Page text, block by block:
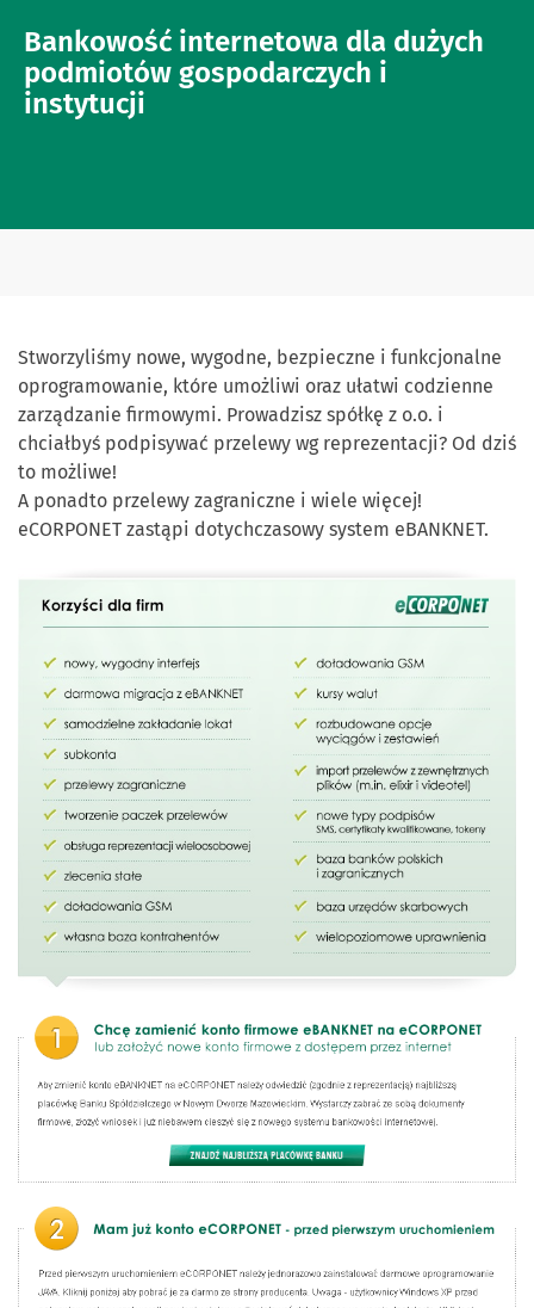
Bankowość internetowa dla dużych
podmiotów gospodarczych i
instytucji
Stworzyliśmy nowe, wygodne, bezpieczne i funkcjonalne
oprogramowanie, które umożliwi oraz ułatwi codzienne
zarządzanie firmowymi. Prowadzisz spółkę z o.o. i
chciałbyś podpisywać przelewy wg reprezentacji? Od dziś
to możliwe!
A ponadto przelewy zagraniczne i wiele więcej!
eCORPONET zastąpi dotychczasowy system eBANKNET.